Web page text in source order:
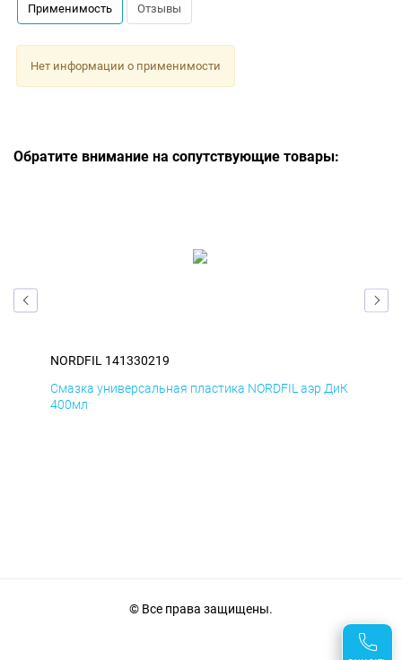
Применимость Отзывы
Нет информации о применимости
Обратите внимание на сопутствующие товары:
NORDFIL 141330219
Смазка универсальная пластика NORDFIL аэр ДиК
400мл
© Все права защищены.